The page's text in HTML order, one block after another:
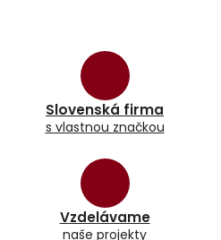
Slovenská firma
s vlastnou značkou
Vzdelávame
naše projekty